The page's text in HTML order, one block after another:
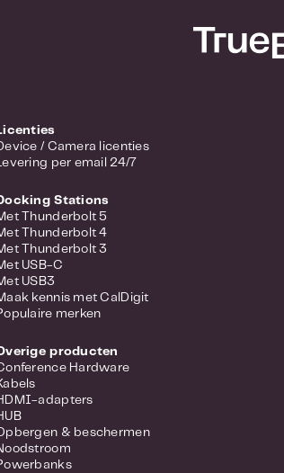
Device / Camera licenties
Levering per email 24/7
Stations
Thunderbolt 5
Thunderbolt 4
Thunderbolt 3
USB-C
USB3
kennis met CalDigit
merken
producten
Hardware
adapters
& beschermen